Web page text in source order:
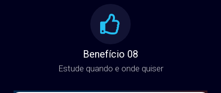
Benefício 08
Estude quando e onde quiser